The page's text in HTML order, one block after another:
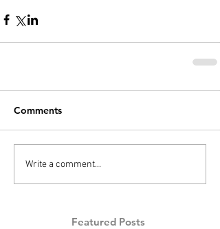
Comments
Write a comment...
Featured Posts